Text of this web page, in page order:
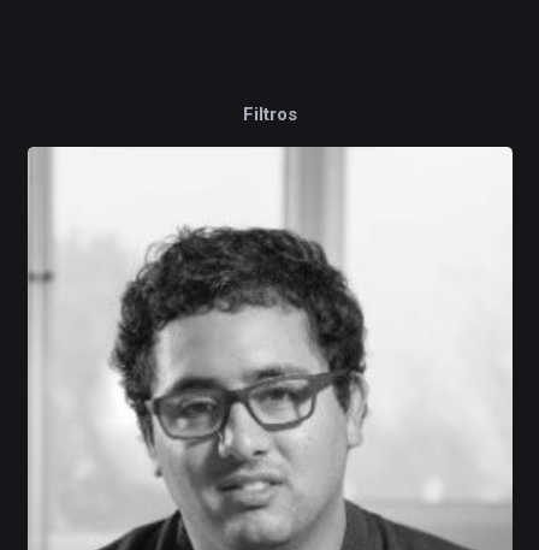
Filtros